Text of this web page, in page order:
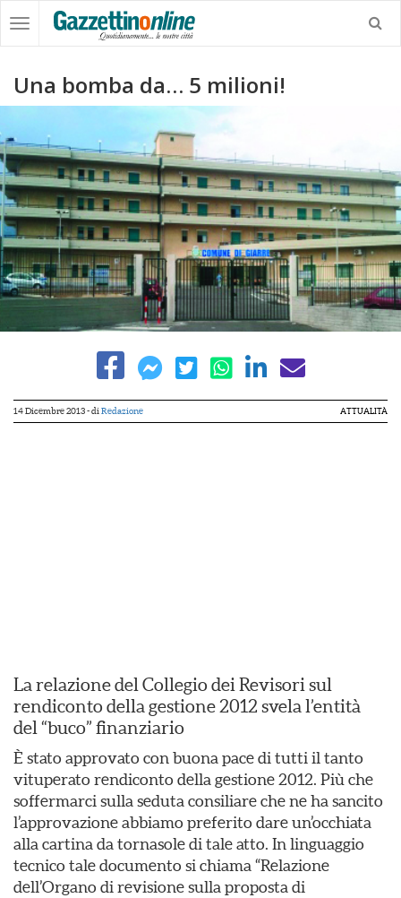
Una bomba da… 5 milioni!
14 Dicembre 2013- di Redazione ATTUALITÀ
La relazione del Collegio dei Revisori sul
rendiconto della gestione 2012 svela l’entità
del “buco” finanziario
È stato approvato con buona pace di tutti il tanto
vituperato rendiconto della gestione 2012. Più che
soffermarci sulla seduta consiliare che ne ha sancito
l’approvazione abbiamo preferito dare un’occhiata
alla cartina da tornasole di tale atto. In linguaggio
tecnico tale documento si chiama “Relazione
dell’Organo di revisione sulla proposta di